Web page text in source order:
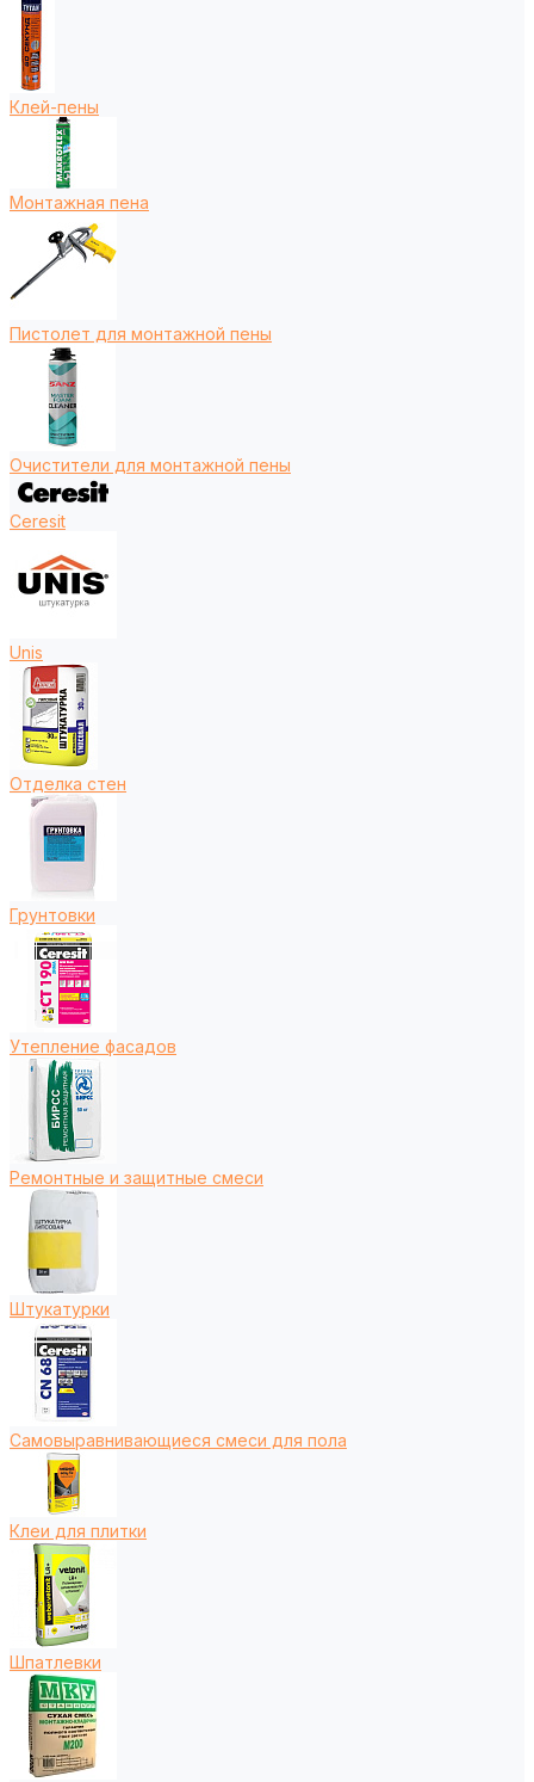
Клей-пены
Монтажная пена
Пистолет для монтажной пены
Очистители для монтажной пены
Ceresit
Unis
Отделка стен
Грунтовки
Утепление фасадов
Ремонтные и защитные смеси
Штукатурки
Самовыравнивающиеся смеси для пола
Клеи для плитки
Шпатлевки